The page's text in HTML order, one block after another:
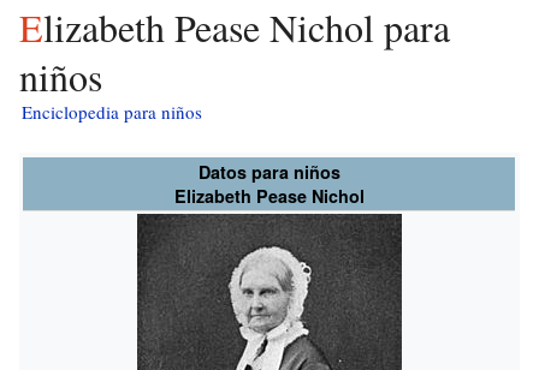
Elizabeth Pease Nichol para
niños
Enciclopedia para niños
Datos para niños
Elizabeth Pease Nichol